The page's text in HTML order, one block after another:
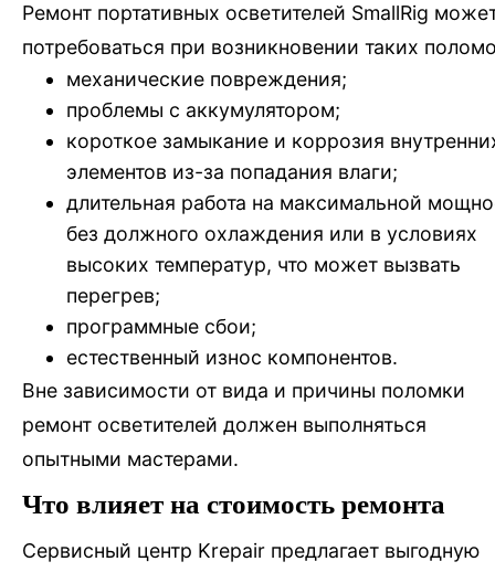
Ремонт портативных осветителей SmallRig
потребоваться при возникновении таких
механические повреждения;
проблемы с аккумулятором;
короткое замыкание и коррозия
элементов из-за попадания влаги;
длительная работа на максимальной
без должного охлаждения или в условиях
высоких температур, что может вызвать
перегрев;
программные сбои;
естественный износ компонентов.
Вне зависимости от вида и причины поломки
ремонт осветителей должен выполняться
опытными мастерами.
Что влияет на стоимость ремонта
Сервисный центр Krepair предлагает выгодную